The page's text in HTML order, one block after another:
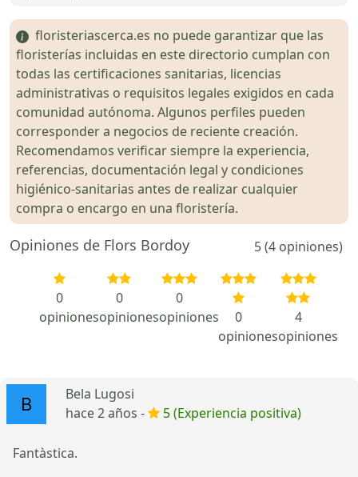
floristeriascerca.es no puede garantizar que las
floristerías incluidas en este directorio cumplan con
todas las certificaciones sanitarias, licencias
administrativas o requisitos legales exigidos en cada
comunidad autónoma. Algunos perfiles pueden
corresponder a negocios de reciente creación.
Recomendamos verificar siempre la experiencia,
referencias, documentación legal y condiciones
higiénico-sanitarias antes de realizar cualquier
compra o encargo en una floristería.
Opiniones de Flors Bordoy 5 (4 opiniones)
0
opiniones
0
opiniones
0
opiniones
0
opiniones
4
opiniones
Bela Lugosi
hace 2 años -
5 (Experiencia positiva)
Fantàstica.